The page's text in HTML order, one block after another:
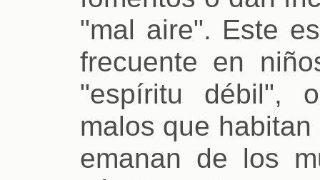
"mal aire". Este
frecuente en
"espíritu débil",
malos que
emanan de los